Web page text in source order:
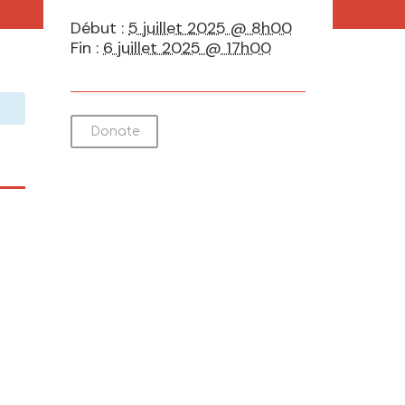
Début : 5 juillet 2025 @ 8h00
Fin : 6 juillet 2025 @ 17h00
Donate